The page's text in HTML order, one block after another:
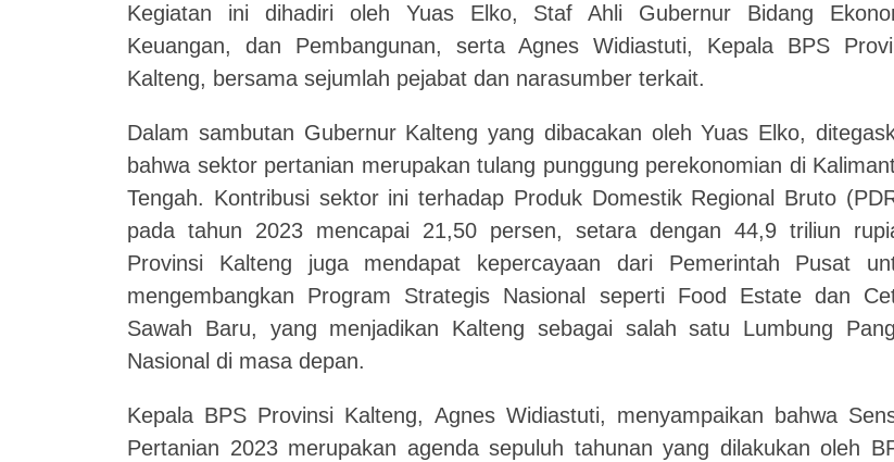
Kegiatan ini dihadiri oleh Yuas Elko, Staf Ahli Gubernur Bidang
Keuangan, dan Pembangunan, serta Agnes Widiastuti, Kepala BPS
Kalteng, bersama sejumlah pejabat dan narasumber terkait.
Dalam sambutan Gubernur Kalteng yang dibacakan oleh Yuas Elko,
bahwa sektor pertanian merupakan tulang punggung perekonomian di
Tengah. Kontribusi sektor ini terhadap Produk Domestik Regional Bruto
pada tahun 2023 mencapai 21,50 persen, setara dengan 44,9 triliun
Provinsi Kalteng juga mendapat kepercayaan dari Pemerintah Pusat
mengembangkan Program Strategis Nasional seperti Food Estate dan
Sawah Baru, yang menjadikan Kalteng sebagai salah satu Lumbung
Nasional di masa depan.
Kepala BPS Provinsi Kalteng, Agnes Widiastuti, menyampaikan bahwa
Pertanian 2023 merupakan agenda sepuluh tahunan yang dilakukan oleh